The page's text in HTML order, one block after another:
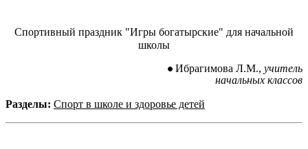
Спортивный праздник "Игры богатырские" для начальной
школы
Ибрагимова Л.М., учитель
начальных классов
Разделы: Спорт в школе и здоровье детей